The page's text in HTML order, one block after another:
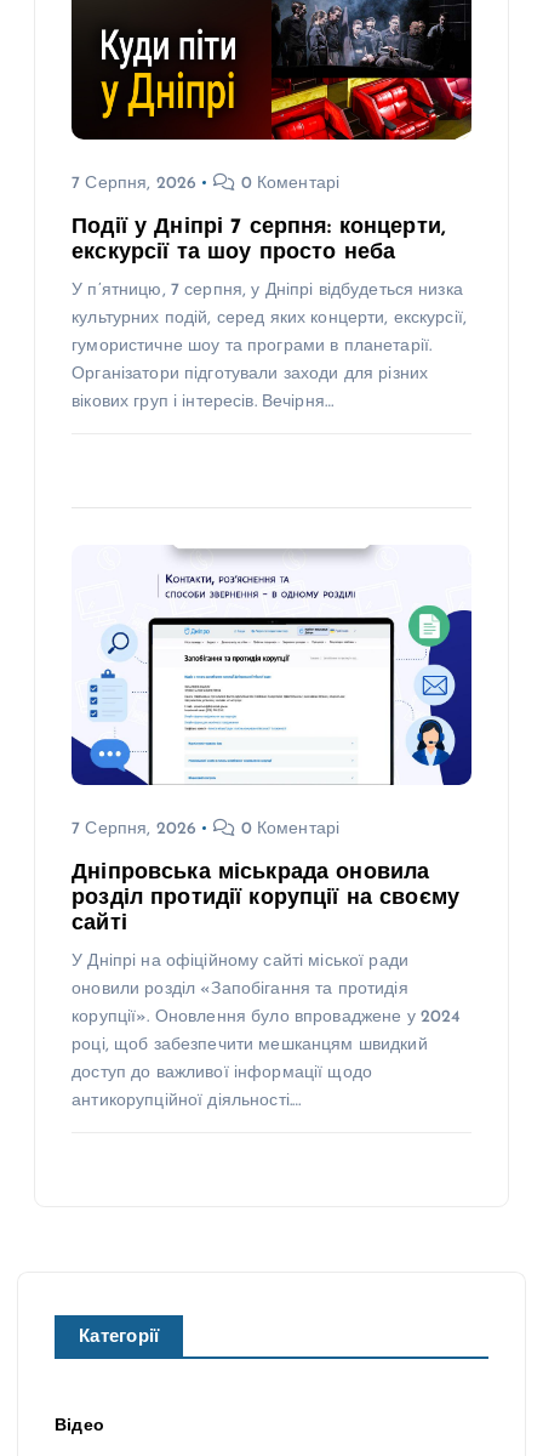
7 Серпня, 2026 0 Коментарі
Події у Дніпрі 7 серпня: концерти,
екскурсії та шоу просто неба
У п’ятницю, 7 серпня, у Дніпрі відбудеться низка
культурних подій, серед яких концерти, екскурсії,
гумористичне шоу та програми в планетарії.
Організатори підготували заходи для різних
вікових груп і інтересів. Вечірня…
7 Серпня, 2026 0 Коментарі
Дніпровська міськрада оновила
розділ протидії корупції на своєму
сайті
У Дніпрі на офіційному сайті міської ради
оновили розділ «Запобігання та протидія
корупції». Оновлення було впроваджене у 2024
році, щоб забезпечити мешканцям швидкий
доступ до важливої інформації щодо
антикорупційної діяльності.…
Категорії
Відео